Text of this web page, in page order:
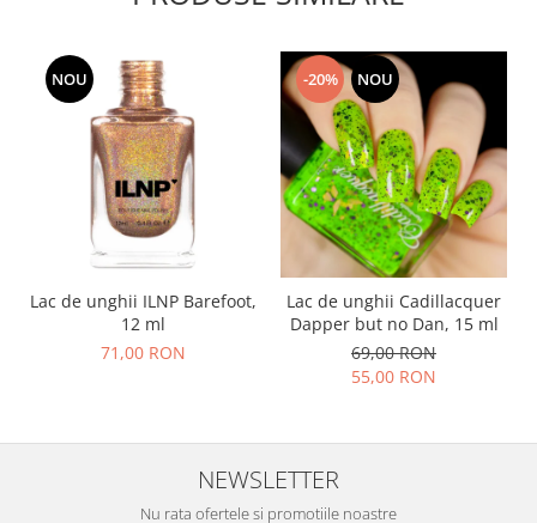
NOU
Lac de unghii ILNP Barefoot,
12 ml
71,00 RON
-20% NOU
Lac de unghii Cadillacquer
Dapper but no Dan, 15 ml
69,00 RON
55,00 RON
NEWSLETTER
Nu rata ofertele si promotiile noastre